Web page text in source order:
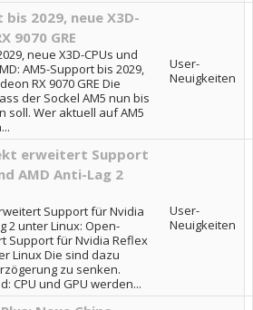
2029, neue X3D-
9070 GRE
neue X3D-CPUs und
AM5-Support bis 2029,
RX 9070 GRE Die
der Sockel AM5 nun bis
soll. Wer aktuell auf AM5
User-
Neuigkeiten
erweitert Support
AMD Anti-Lag 2
Support für Nvidia
2 unter Linux: Open-
Support für Nvidia Reflex
Linux Die sind dazu
zu senken.
CPU und GPU werden...
User-
Neuigkeiten